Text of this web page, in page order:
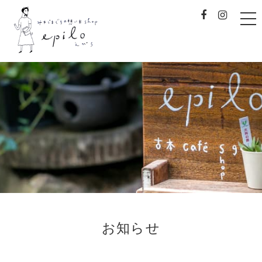
みやじまぐちの想
お知らせ
t
o
e
n
a
v
i
g
a
t
i
o
n